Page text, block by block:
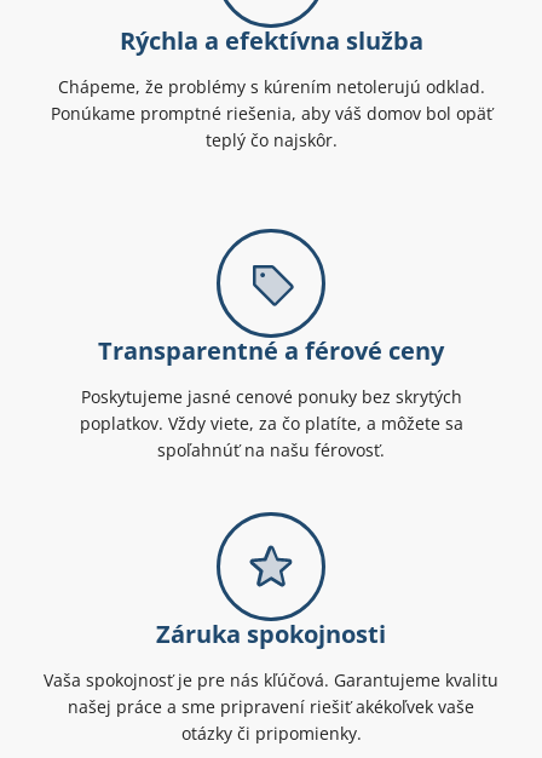
Rýchla a efektívna služba
Chápeme, že problémy s kúrením netolerujú odklad.
Ponúkame promptné riešenia, aby váš domov bol opäť
teplý čo najskôr.
Transparentné a férové ceny
Poskytujeme jasné cenové ponuky bez skrytých
poplatkov. Vždy viete, za čo platíte, a môžete sa
spoľahnúť na našu férovosť.
Záruka spokojnosti
Vaša spokojnosť je pre nás kľúčová. Garantujeme kvalitu
našej práce a sme pripravení riešiť akékoľvek vaše
otázky či pripomienky.